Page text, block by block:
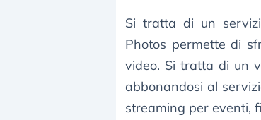
Si tratta di un
Photos permette di
video. Si tratta di un
abbonandosi al
streaming per eventi,